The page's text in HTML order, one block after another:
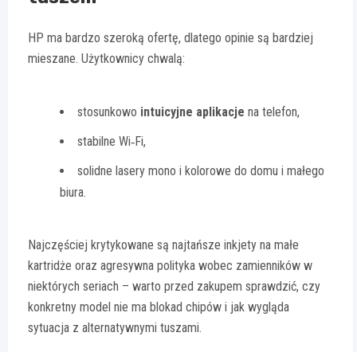
HP ma bardzo szeroką ofertę, dlatego opinie są bardziej
mieszane. Użytkownicy chwalą:
stosunkowo intuicyjne aplikacje na telefon,
stabilne Wi‑Fi,
solidne lasery mono i kolorowe do domu i małego
biura.
Najczęściej krytykowane są najtańsze inkjety na małe
kartridże oraz agresywna polityka wobec zamienników w
niektórych seriach – warto przed zakupem sprawdzić, czy
konkretny model nie ma blokad chipów i jak wygląda
sytuacja z alternatywnymi tuszami.